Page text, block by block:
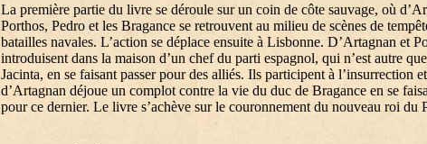
La première partie du livre se déroule sur un coin de côte sauvage, où
Porthos, Pedro et les Bragance se retrouvent au milieu de scènes de
batailles navales. L’action se déplace ensuite à Lisbonne. D’Artagnan et
introduisent dans la maison d’un chef du parti espagnol, qui n’est autre
Jacinta, en se faisant passer pour des alliés. Ils participent à l’insurrection et
d’Artagnan déjoue un complot contre la vie du duc de Bragance en se
pour ce dernier. Le livre s’achève sur le couronnement du nouveau roi du